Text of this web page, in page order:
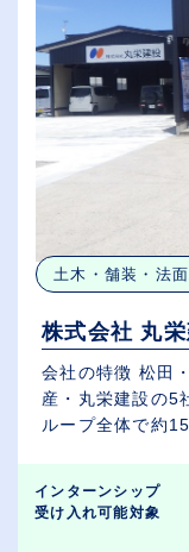
土木・舗装・法
株式会社 丸
会社の特徴 松田
産・丸栄建設の5
ループ全体で約
インターンシップ
受け入れ可能対象